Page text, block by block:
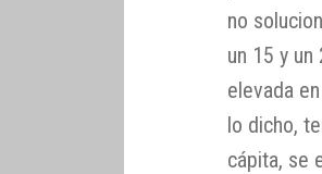
no
un 15 y
elevada
lo dicho,
cápita, se